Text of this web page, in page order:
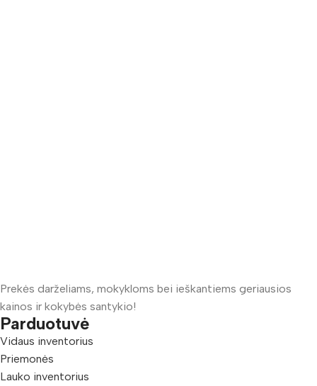
Prekės darželiams, mokykloms bei ieškantiems geriausios
kainos ir kokybės santykio!
Parduotuvė
Vidaus inventorius
Priemonės
Lauko inventorius